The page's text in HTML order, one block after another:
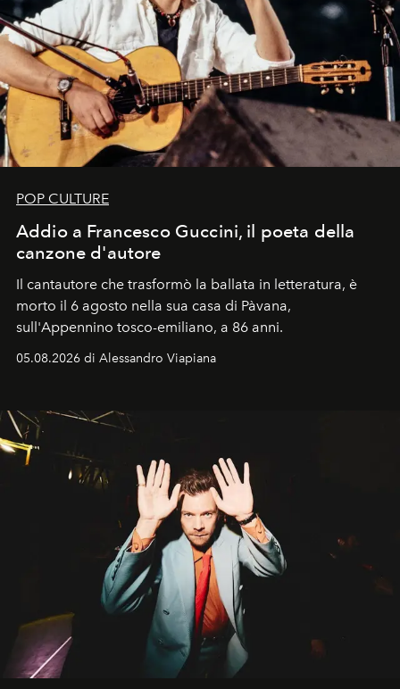
POP CULTURE
Addio a Francesco Guccini, il poeta della
canzone d'autore
Il cantautore che trasformò la ballata in letteratura, è
morto il 6 agosto nella sua casa di Pàvana,
sull'Appennino tosco-emiliano, a 86 anni.
05.08.2026 di Alessandro Viapiana